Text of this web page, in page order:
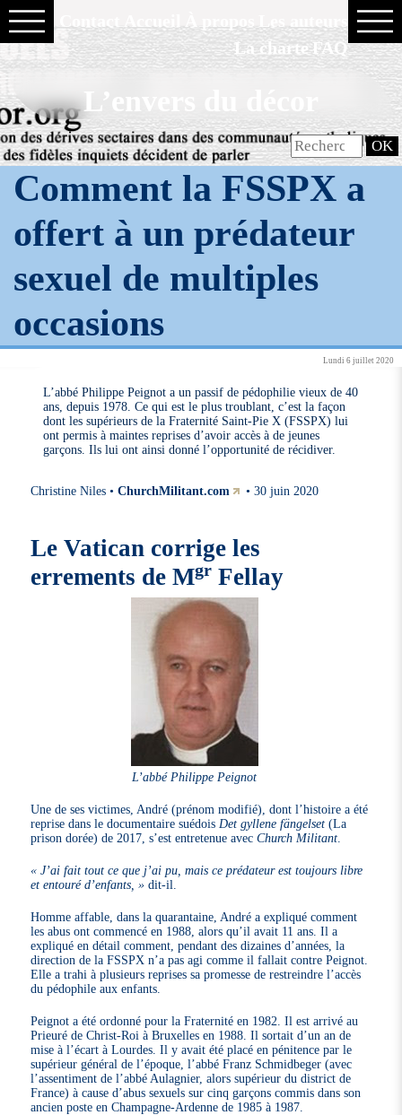
La charte FAQ
L’envers du décor
Comment la FSSPX a
offert à un prédateur
sexuel de multiples
occasions
Lundi 6 juillet 2020
L’abbé Philippe Peignot a un passif de pédophilie vieux de 40
ans, depuis 1978. Ce qui est le plus troublant, c’est la façon
dont les supérieurs de la Fraternité Saint-Pie X (FSSPX) lui
ont permis à maintes reprises d’avoir accès à de jeunes
garçons. Ils lui ont ainsi donné l’opportunité de récidiver.
Christine Niles •ChurchMilitant.com • 30 juin 2020
Le Vatican corrige les
errements de Mgr Fellay
L’abbé Philippe Peignot
Une de ses victimes, André (prénom modifié), dont l’histoire a été
reprise dans le documentaire suédois Det gyllene fängelset (La
prison dorée) de 2017, s’est entretenue avecChurch Militant
« J’ai fait tout ce que j’ai pu, mais ce prédateur est toujours libre
et entouré d’enfants, » dit-il.
Homme affable, dans la quarantaine, André a expliqué comment
les abus ont commencé en 1988, alors qu’il avait 11 ans. Il a
expliqué en détail comment, pendant des dizaines d’années, la
direction de la FSSPX n’a pas agi comme il fallait contre Peignot.
Elle a trahi à plusieurs reprises sa promesse de restreindre l’accès
du pédophile aux enfants.
Peignot a été ordonné pour la Fraternité en 1982. Il est arrivé au
Prieuré de Christ-Roi à Bruxelles en 1988. Il sortait d’un an de
mise à l’écart à Lourdes. Il y avait été placé en pénitence par le
supérieur général de l’époque, l’abbé Franz Schmidbeger (avec
l’assentiment de l’abbé Aulagnier, alors supérieur du district de
France) à cause d’abus sexuels sur cinq garçons commis dans son
ancien poste en Champagne-Ardenne de 1985 à 1987.